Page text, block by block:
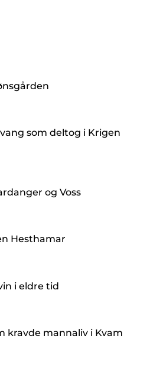
som deltog i Krigen
og Voss
Hesthamar
i eldre tid
kravde mannaliv i Kvam